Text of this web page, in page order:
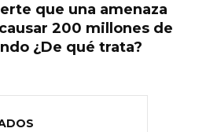
que una amenaza
200 millones de
¿De qué trata?